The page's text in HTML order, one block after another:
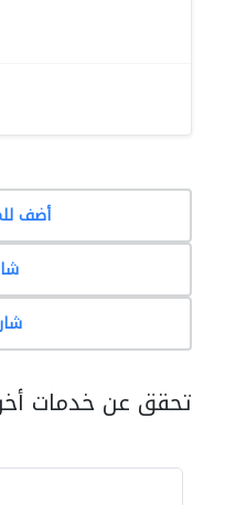
أضف
تحقق عن خدمات